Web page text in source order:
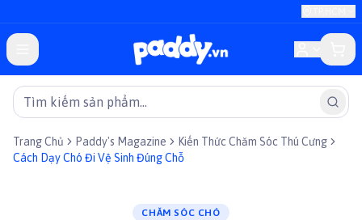
Trang Chủ Paddy's Magazine
Kiến Thức Chăm Sóc Thú Cưng
Cách Dạy Chó Đi Vệ Sinh Đúng Chỗ
CHĂM SÓC CHÓ